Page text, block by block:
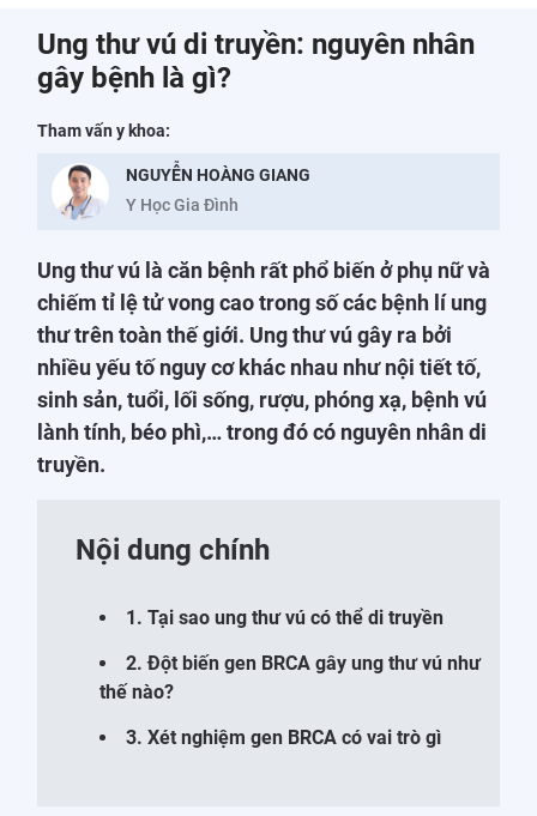
Ung thư vú di truyền: nguyên nhân
gây bệnh là gì?
Tham vấn y khoa:
NGUYỄN HOÀNG GIANG
Y Học Gia Đình
Ung thư vú là căn bệnh rất phổ biến ở phụ nữ và
chiếm tỉ lệ tử vong cao trong số các bệnh lí ung
thư trên toàn thế giới. Ung thư vú gây ra bởi
nhiều yếu tố nguy cơ khác nhau như nội tiết tố,
sinh sản, tuổi, lối sống, rượu, phóng xạ, bệnh vú
lành tính, béo phì,… trong đó có nguyên nhân di
truyền.
Nội dung chính
1. Tại sao ung thư vú có thể di truyền
2. Đột biến gen BRCA gây ung thư vú như
thế nào?
3. Xét nghiệm gen BRCA có vai trò gì